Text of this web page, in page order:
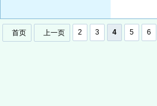
首页 上一页 2 3 4 5 6